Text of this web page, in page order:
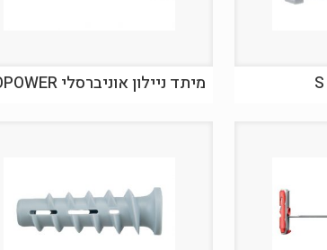
מיתד ניילון אוניברסלי DUOPOWER